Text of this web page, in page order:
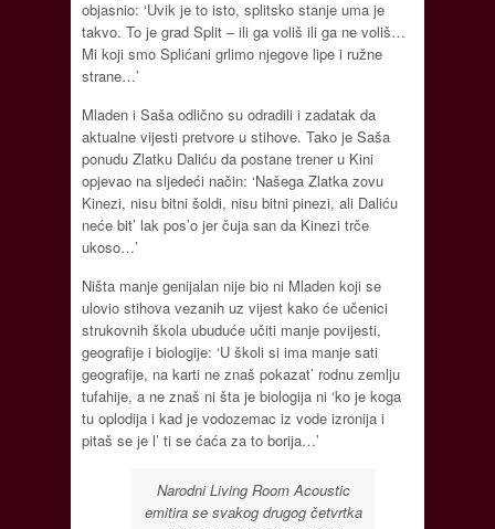
objasnio: ‘Uvik je to isto, splitsko stanje uma je
takvo. To je grad Split – ili ga voliš ili ga ne voliš…
Mi koji smo Splićani grlimo njegove lipe i ružne
strane…’
Mladen i Saša odlično su odradili i zadatak da
aktualne vijesti pretvore u stihove. Tako je Saša
ponudu Zlatku Daliću da postane trener u Kini
opjevao na sljedeći način: ‘Našega Zlatka zovu
Kinezi, nisu bitni šoldi, nisu bitni pinezi, ali Daliću
neće bit’ lak pos’o jer čuja san da Kinezi trče
ukoso…’
Ništa manje genijalan nije bio ni Mladen koji se
ulovio stihova vezanih uz vijest kako će učenici
strukovnih škola ubuduće učiti manje povijesti,
geografije i biologije: ‘U školi si ima manje sati
geografije, na karti ne znaš pokazat’ rodnu zemlju
tufahije, a ne znaš ni šta je biologija ni ‘ko je koga
tu oplodija i kad je vodozemac iz vode izronija i
pitaš se je l’ ti se ćaća za to borija…’
Narodni Living Room Acoustic
emitira se svakog drugog četvrtka